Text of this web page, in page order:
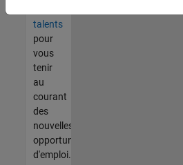
talents
pour
vous
tenir
au
courant
des
nouvelles
opportunités
d'emploi.